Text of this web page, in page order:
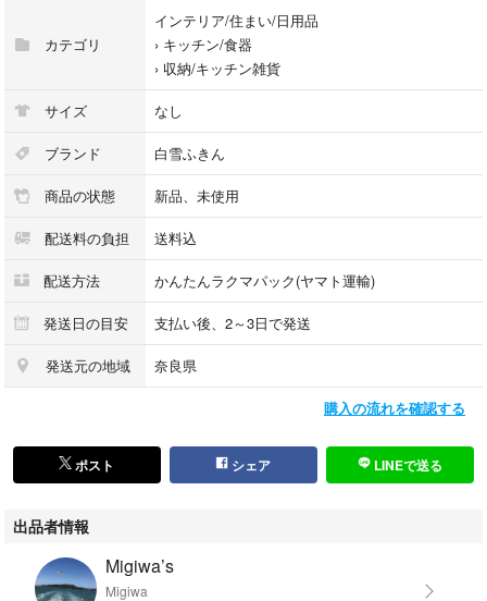
カテゴリ
インテリア/住まい/日用品
› キッチン/食器
› 収納/キッチン雑貨
サイズ なし
ブランド 白雪ふきん
商品の状態 新品、未使用
配送料の負担 送料込
配送方法 かんたんラクマパック(ヤマト運輸)
発送日の目安 支払い後、2～3日で発送
発送元の地域 奈良県
購入の流れを確認する
ポスト シェア LINEで送る
出品者情報
Migiwa’s
Migiwa